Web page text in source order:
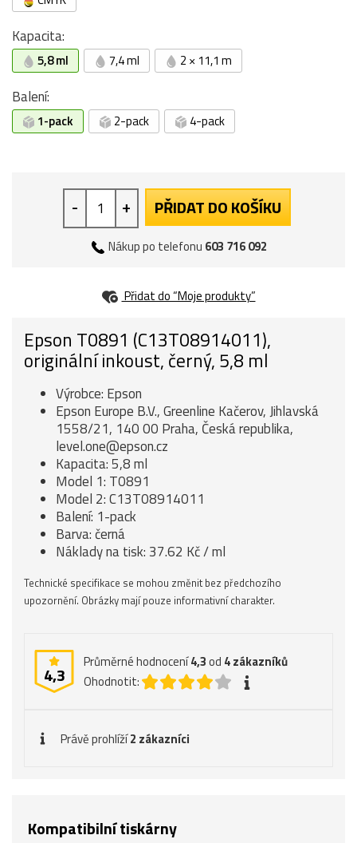
Kapacita:
5,8 ml 7,4 ml 2 × 11,1 m
Balení:
1-pack 2-pack 4-pack
- + PŘIDAT DO KOŠÍKU
Nákup po telefonu 603 716 092
Přidat do “Moje produkty”
Epson T0891 (C13T08914011),
originální inkoust, černý, 5,8 ml
Výrobce: Epson
Epson Europe B.V., Greenline Kačerov, Jihlavská
1558/21, 140 00 Praha, Česká republika,
level.one@epson.cz
Kapacita: 5,8 ml
Model 1: T0891
Model 2: C13T08914011
Balení: 1-pack
Barva: černá
Náklady na tisk: 37.62 Kč / ml
Technické specifikace se mohou změnit bez předchozího
upozornění. Obrázky mají pouze informativní charakter.
4,3
Průměrné hodnocení4,3od 4zákazníků
Ohodnotit:
Právě prohlíží2 zákazníci
Kompatibilní tiskárny